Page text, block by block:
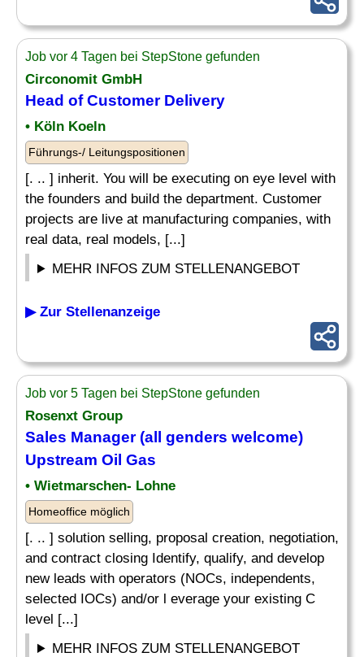
Job vor 4 Tagen bei StepStone gefunden
Circonomit GmbH
Head of Customer Delivery
• Köln Koeln
Führungs-/ Leitungspositionen
[. .. ] inherit. You will be executing on eye level with
the founders and build the department. Customer
projects are live at manufacturing companies, with
real data, real models, [...]
MEHR INFOS ZUM STELLENANGEBOT
▶ Zur Stellenanzeige
Job vor 5 Tagen bei StepStone gefunden
Rosenxt Group
Sales Manager (all genders welcome)
Upstream Oil Gas
• Wietmarschen- Lohne
Homeoffice möglich
[. .. ] solution selling, proposal creation, negotiation,
and contract closing Identify, qualify, and develop
new leads with operators (NOCs, independents,
selected IOCs) and/or l everage your existing C
level [...]
MEHR INFOS ZUM STELLENANGEBOT